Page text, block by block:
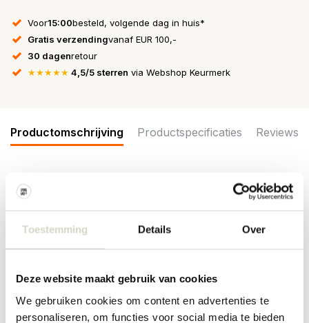
Toestemming Details Over
Deze website maakt gebruik van cookies
We gebruiken cookies om content en advertenties te
personaliseren, om functies voor social media te bieden
Voor15:00besteld, volgende dag in huis*
Gratis verzendingvanaf EUR 100,-
30 dagenretour
★★★★★ 4,5/5 sterren via Webshop Keurmerk
Productomschrijving Productspecificaties Reviews
Sluit het diner in stijl af met een slokje van je favoriete likeur. De
House Doctor Vintage likeurglazen zijn mondgeblazen en stijlvol.
Overige: geschikt voor in de vaatwasser. Mond geblazen en
kleur en afmeting.